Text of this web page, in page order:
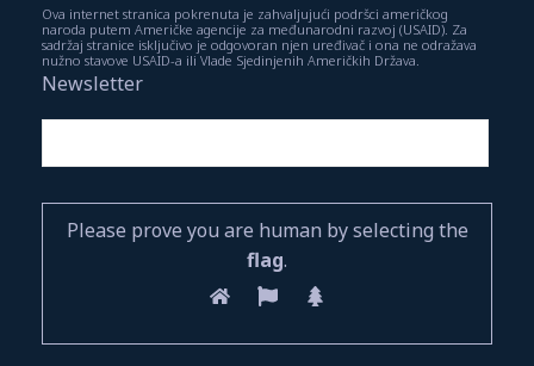
Ova internet stranica pokrenuta je zahvaljujući podršci američkog
naroda putem Američke agencije za međunarodni razvoj (USAID). Za
sadržaj stranice isključivo je odgovoran njen uređivač i ona ne odražava
nužno stavove USAID-a ili Vlade Sjedinjenih Američkih Država.
Newsletter
Please prove you are human by selecting the
flag.